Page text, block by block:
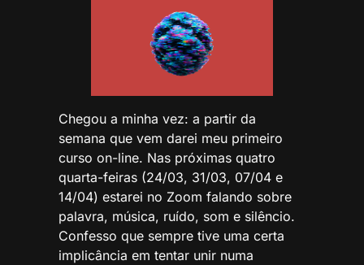
Chegou a minha vez: a partir da
semana que vem darei meu primeiro
curso on-line. Nas próximas quatro
quarta-feiras (24/03, 31/03, 07/04 e
14/04) estarei no Zoom falando sobre
palavra, música, ruído, som e silêncio.
Confesso que sempre tive uma certa
implicância em tentar unir numa